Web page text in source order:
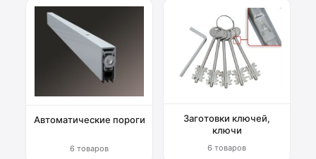
Автоматические пороги
6 товаров
Заготовки ключей,
ключи
6 товаров